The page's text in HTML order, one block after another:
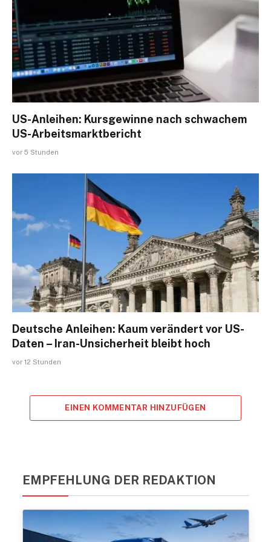
US-Anleihen: Kursgewinne nach schwachem
US-Arbeitsmarktbericht
vor 5 Stunden
Deutsche Anleihen: Kaum verändert vor US-
Daten – Iran-Unsicherheit bleibt hoch
vor 12 Stunden
EINEN KOMMENTAR HINZUFÜGEN
EMPFEHLUNG DER REDAKTION